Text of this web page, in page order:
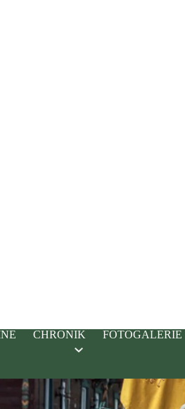
CHRONIK FOTOGALERIE